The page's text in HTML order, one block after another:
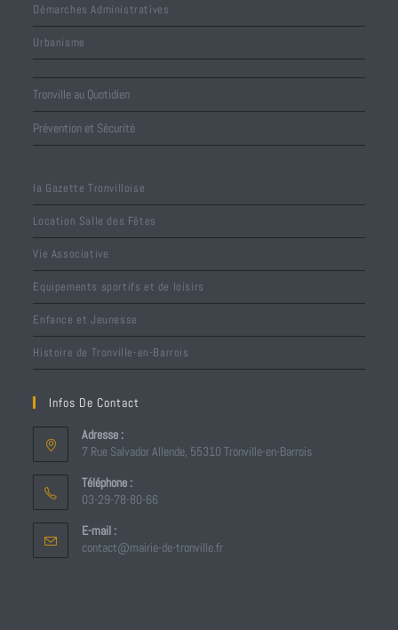
Démarches Administratives
Urbanisme
Tronville au Quotidien
Prévention et Sécurité
la Gazette Tronvilloise
Location Salle des Fêtes
Vie Associative
Equipements sportifs et de loisirs
Enfance et Jeunesse
Histoire de Tronville-en-Barrois
Infos De Contact
Adresse :
7 Rue Salvador Allende, 55310 Tronville-en-Barrois
Téléphone :
03-29-78-80-66
E-mail :
contact@mairie-de-tronville.fr